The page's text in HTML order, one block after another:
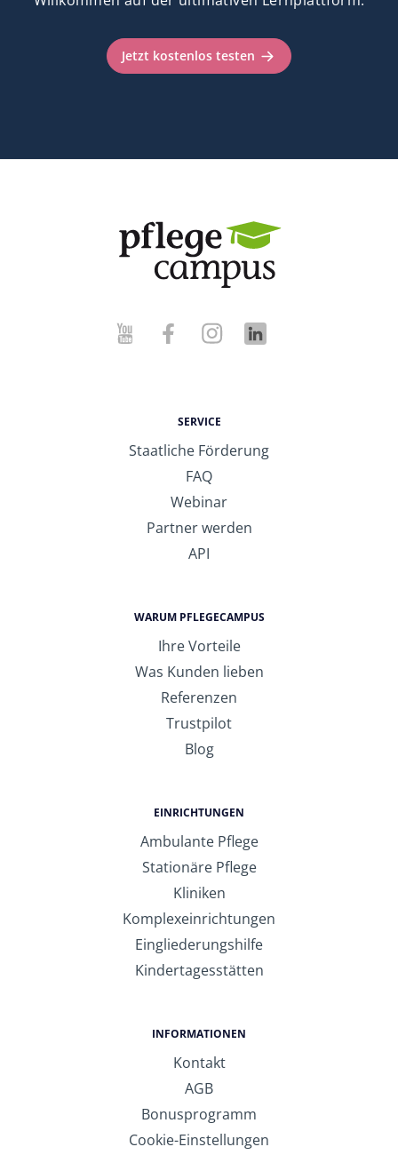
Jetzt kostenlos testen
SERVICE
Staatliche Förderung
FAQ
Webinar
Partner werden
API
WARUM PFLEGECAMPUS
Ihre Vorteile
Was Kunden lieben
Referenzen
Trustpilot
Blog
EINRICHTUNGEN
Ambulante Pflege
Stationäre Pflege
Kliniken
Komplexeinrichtungen
Eingliederungshilfe
Kindertagesstätten
INFORMATIONEN
Kontakt
AGB
Bonusprogramm
Cookie-Einstellungen